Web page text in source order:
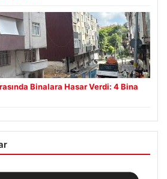
Binalara Hasar Verdi: 4 Bina